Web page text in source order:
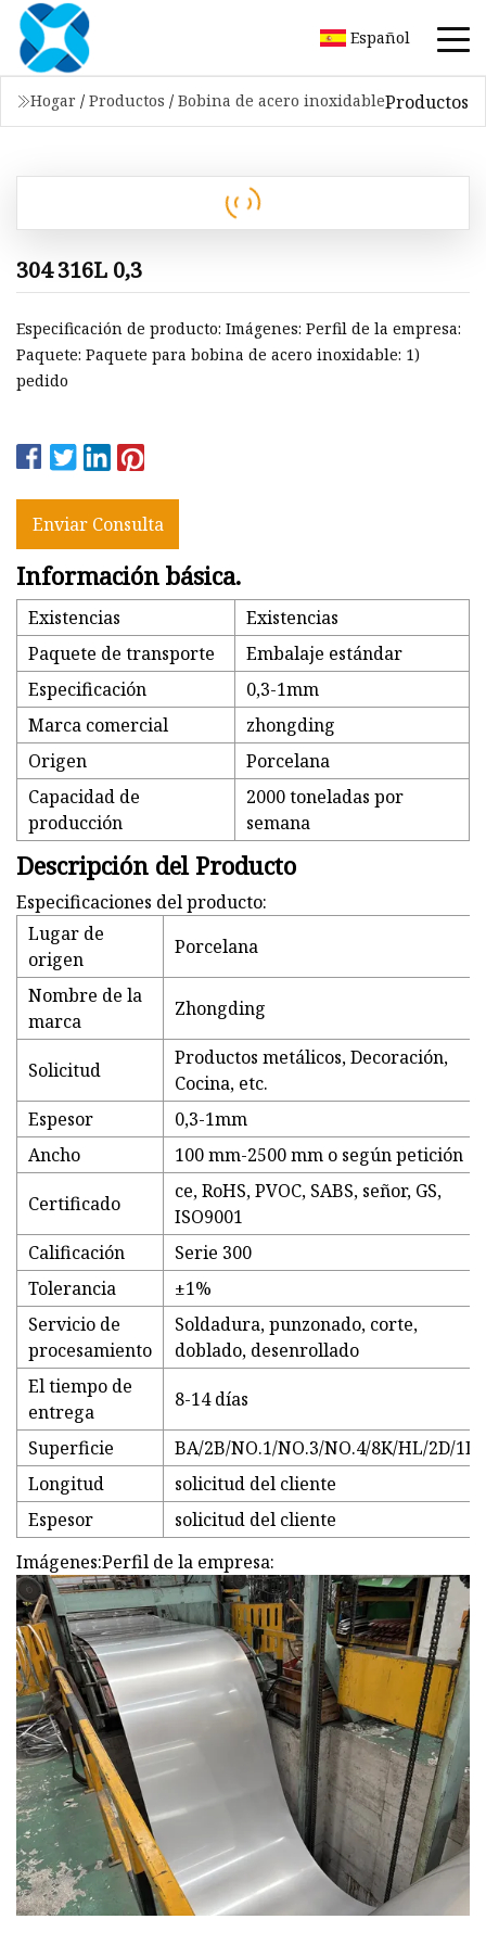
Español
Hogar / Productos / Bobina de acero inoxidableProductos
304 316L 0,3
Especificación de producto: Imágenes: Perfil de la empresa:
Paquete: Paquete para bobina de acero inoxidable: 1)
pedido
Enviar Consulta
Información básica.
Existencias
Existencias
Paquete de transporte
Embalaje estándar
Especificación
0,3-1mm
Marca comercial
zhongding
Origen
Porcelana
Capacidad de
producción
2000 toneladas por
semana
Descripción del Producto
Especificaciones del producto:
Lugar de
origen
Porcelana
Nombre de la
marca
Zhongding
Solicitud
Productos metálicos, Decoración,
Cocina, etc.
Espesor
0,3-1mm
Ancho
100 mm-2500 mm o según petición
Certificado
ce, RoHS, PVOC, SABS, señor, GS,
ISO9001
Calificación
Serie 300
Tolerancia
±1%
Servicio de
procesamiento
Soldadura, punzonado, corte,
doblado, desenrollado
El tiempo de
entrega
8-14 días
Superficie
BA/2B/NO.1/NO.3/NO.4/8K/HL/2D/1D
Longitud
solicitud del cliente
Espesor
solicitud del cliente
Imágenes:Perfil de la empresa: